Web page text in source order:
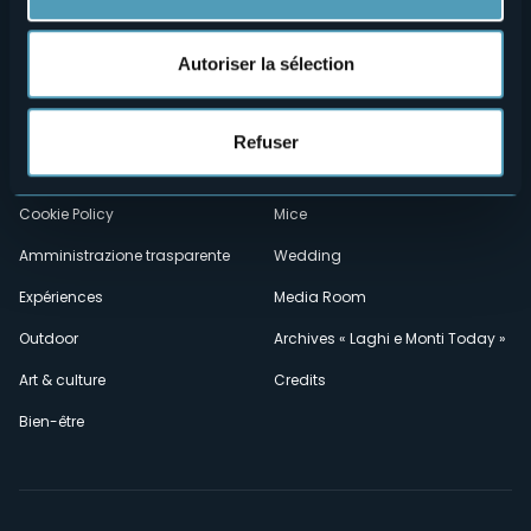
Autoriser la sélection
Refuser
secondario
Privacy
Cookie Policy
Amministrazione trasparente
Expériences
Outdoor
Art & culture
Bien-être
Hébergements
Mice
Wedding
Media Room
Archives « Laghi e Monti Today »
Credits